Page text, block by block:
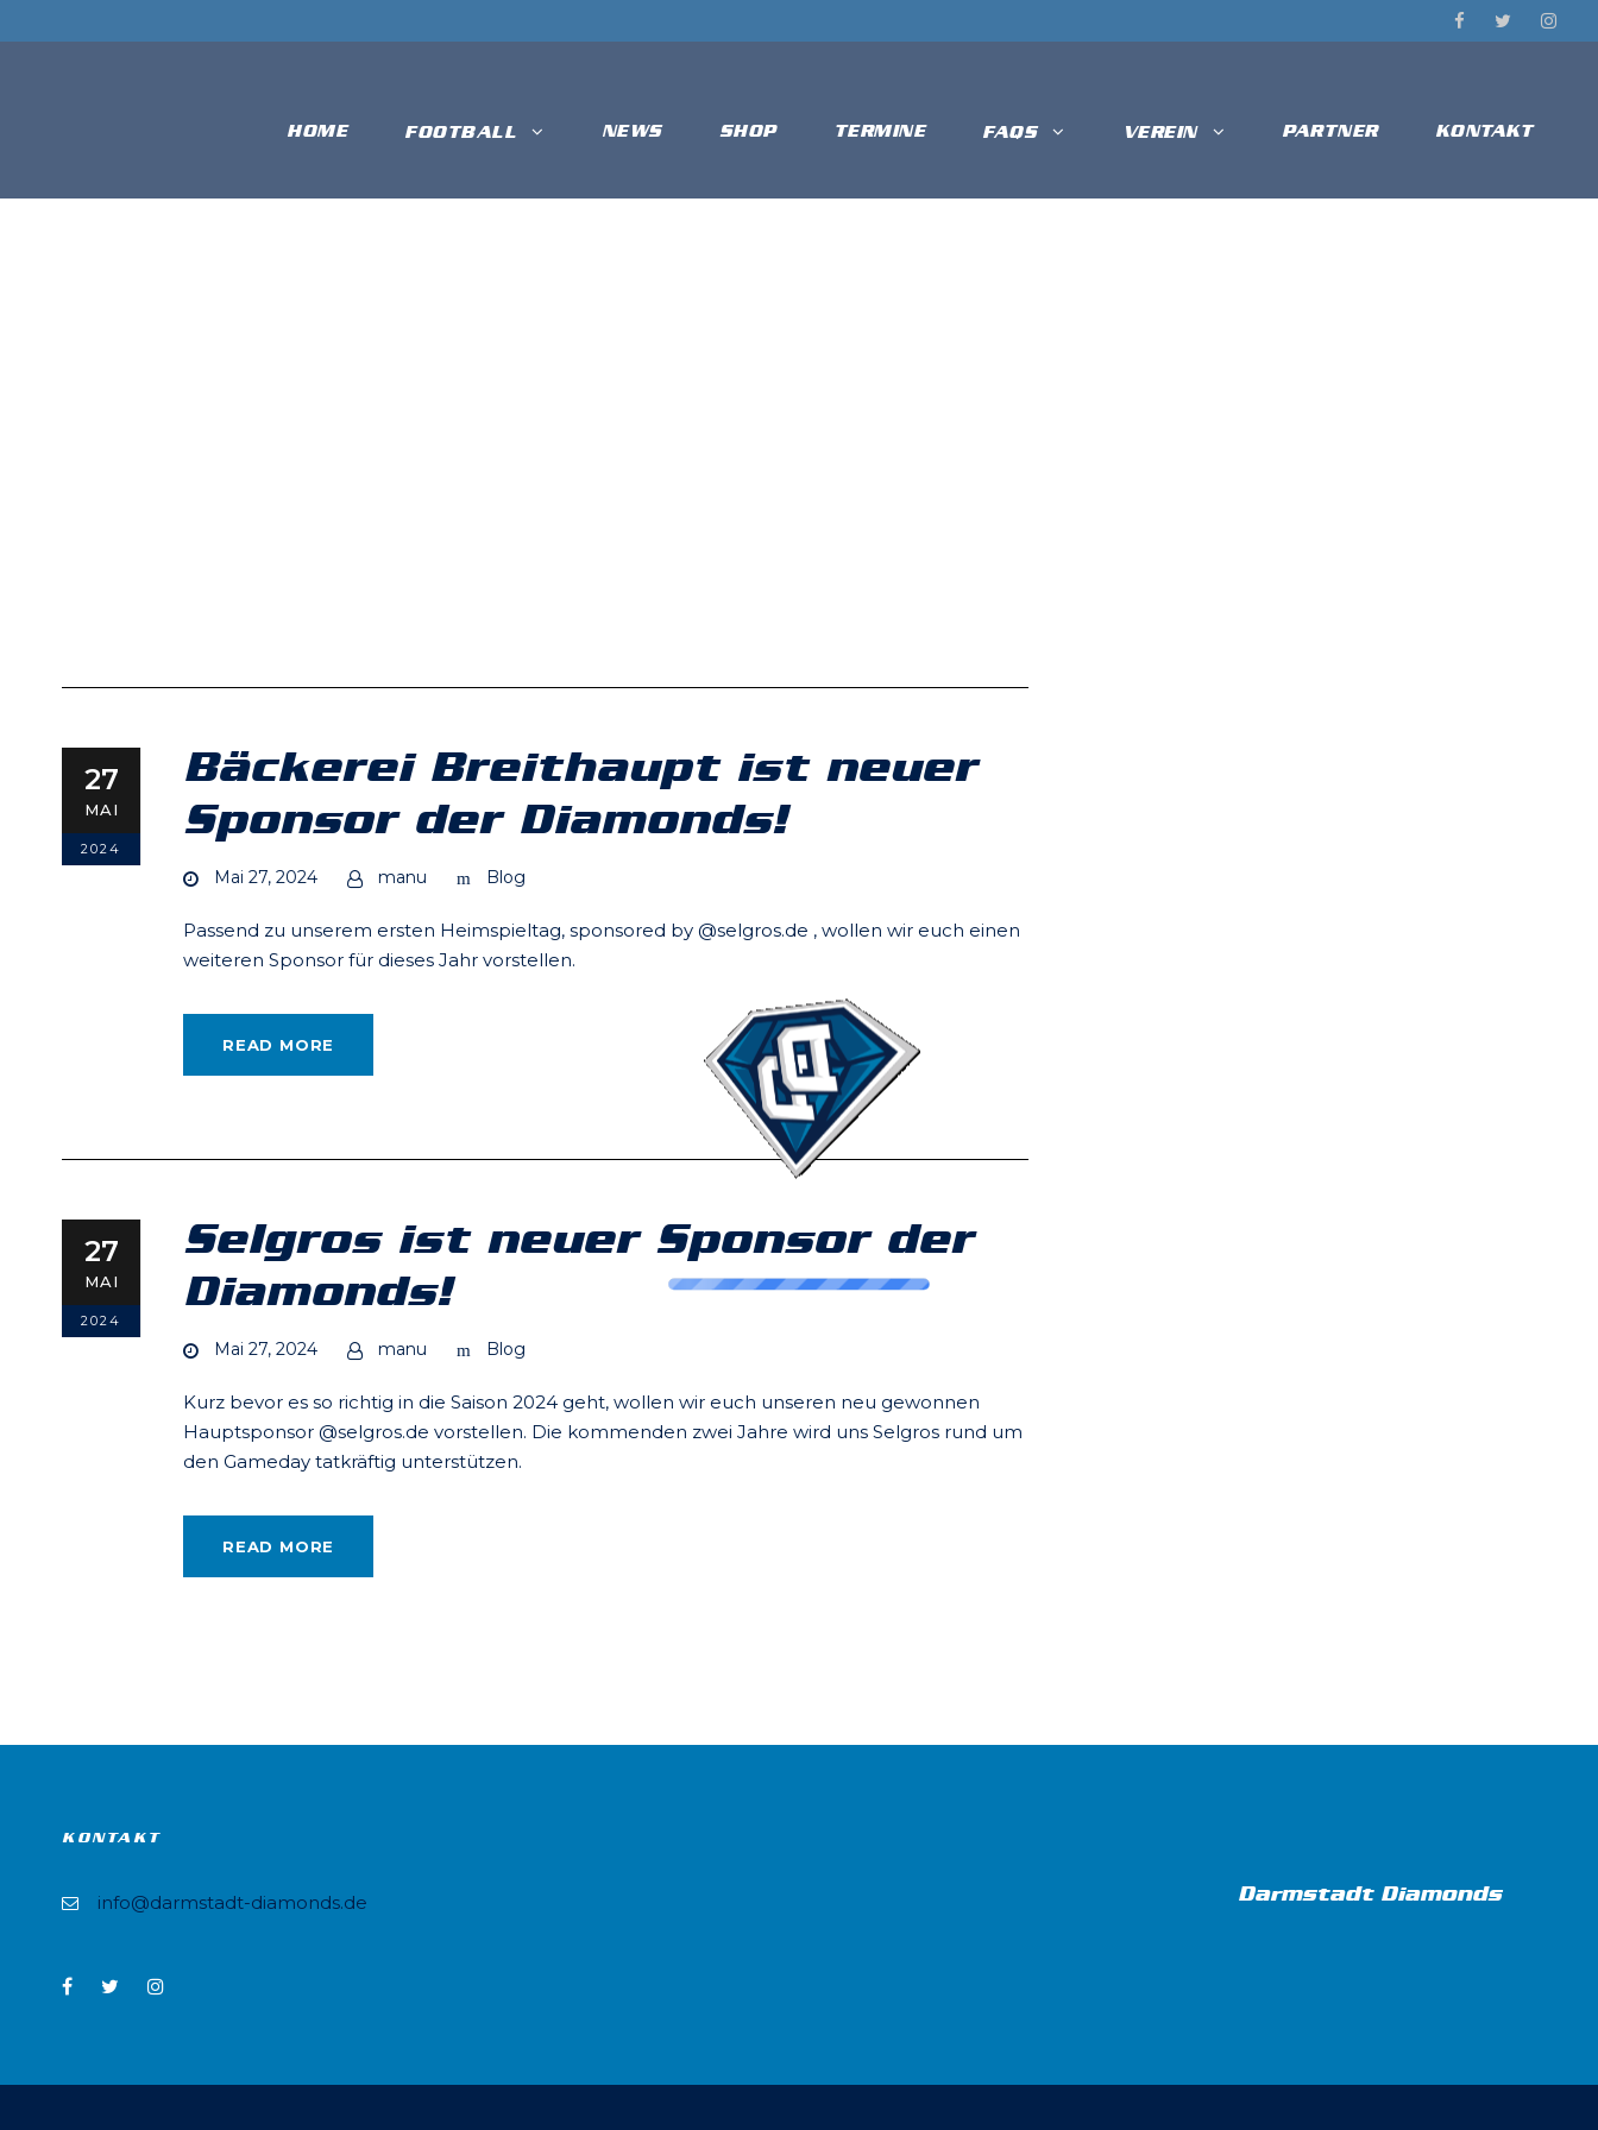
HOME FOOTBALL NEWS SHOP TERMINE FAQS VEREIN PARTNER KONTAKT
27
MAI
2024
Bäckerei Breithaupt ist neuer
Sponsor der Diamonds!
Mai 27, 2024 manu Blog
Passend zu unserem ersten Heimspieltag, sponsored by @selgros.de , wollen wir euch einen
weiteren Sponsor für dieses Jahr vorstellen.
READ MORE
27
MAI
2024
Selgros ist neuer Sponsor der
Diamonds!
Mai 27, 2024 manu Blog
Kurz bevor es so richtig in die Saison 2024 geht, wollen wir euch unseren neu gewonnen
Hauptsponsor @selgros.de vorstellen. Die kommenden zwei Jahre wird uns Selgros rund um
den Gameday tatkräftig unterstützen.
READ MORE
KONTAKT
info@darmstadt-diamonds.de Darmstadt Diamonds